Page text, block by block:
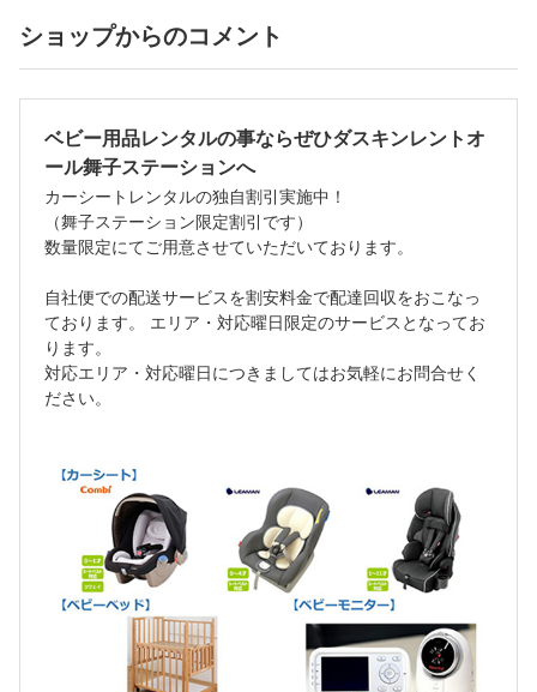
ショップからのコメント
ベビー用品レンタルの事ならぜひダスキンレントオ
ール舞子ステーションへ
カーシートレンタルの独自割引実施中！
（舞子ステーション限定割引です）
数量限定にてご用意させていただいております。
自社便での配送サービスを割安料金で配達回収をおこなっ
ております。 エリア・対応曜日限定のサービスとなってお
ります。
対応エリア・対応曜日につきましてはお気軽にお問合せく
ださい。